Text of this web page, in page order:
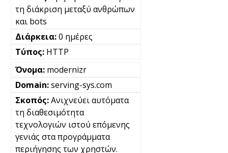
τη διάκριση μεταξύ ανθρώπων
και bots
0 ημέρες
HTTP
modernizr
serving-sys.com
Ανιχνεύει αυτόματα
τη διαθεσιμότητα
τεχνολογιών ιστού επόμενης
γενιάς στα προγράμματα
περιήγησης των χρηστών.